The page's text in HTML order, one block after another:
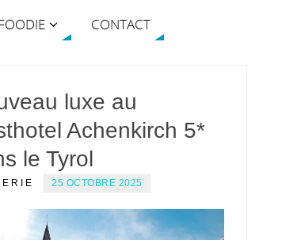
CONTACT
luxe au
Achenkirch 5*
le Tyrol
25 OCTOBRE 2025